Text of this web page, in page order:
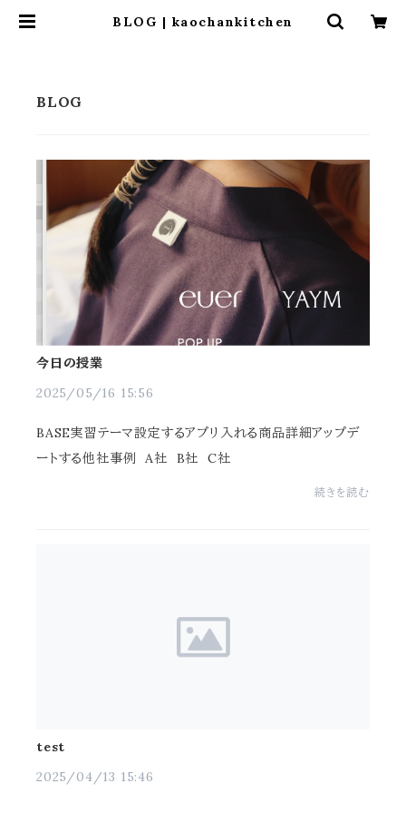
BLOG | kaochankitchen
今日の授業
2025/05/16 15:56
BASE実習テーマ設定するアプリ入れる商品詳細アップデ
ートする他社事例 A社 B社 C社
続きを読む
test
2025/04/13 15:46